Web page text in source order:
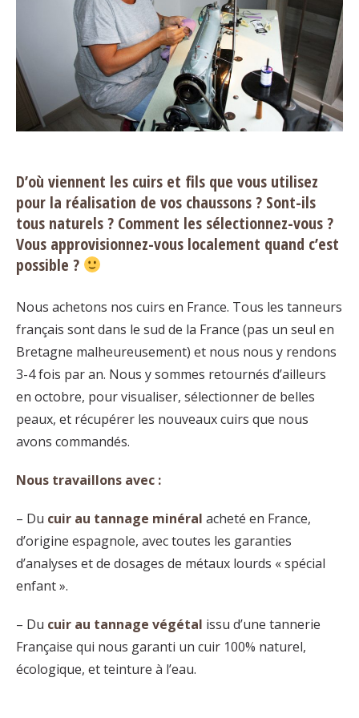
D’où viennent les cuirs et fils que vous utilisez
pour la réalisation de vos chaussons ? Sont-ils
tous naturels ? Comment les sélectionnez-vous ?
Vous approvisionnez-vous localement quand c’est
possible ?
Nous achetons nos cuirs en France. Tous les tanneurs
français sont dans le sud de la France (pas un seul en
Bretagne malheureusement) et nous nous y rendons
3-4 fois par an. Nous y sommes retournés d’ailleurs
en octobre, pour visualiser, sélectionner de belles
peaux, et récupérer les nouveaux cuirs que nous
avons commandés.
Nous travaillons avec :
– Du cuir au tannage minéral acheté en France,
d’origine espagnole, avec toutes les garanties
d’analyses et de dosages de métaux lourds « spécial
enfant ».
– Du cuir au tannage végétal issu d’une tannerie
Française qui nous garanti un cuir 100% naturel,
écologique, et teinture à l’eau.